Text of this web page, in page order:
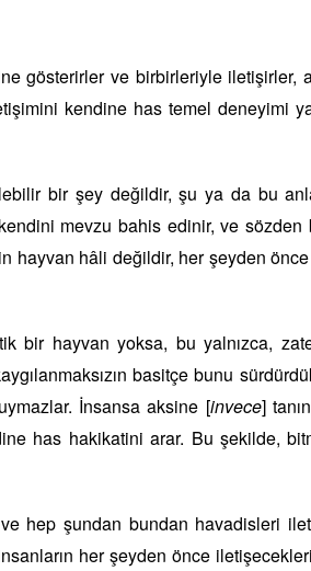
gösterirler ve birbirleriyle iletişirler,
kendine has temel deneyimi
bir şey değildir, şu ya da bu
mevzu bahis edinir, ve
hayvan hâli değildir, her şeyden
bir hayvan yoksa, bu yalnızca,
basitçe bunu
İnsansa aksine [invece]
has hakikatini arar. Bu şekilde,
hep şundan bundan havadisleri
her şeyden önce